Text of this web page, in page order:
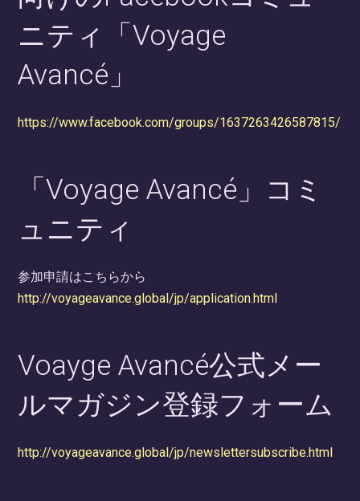
ニティ「Voyage
Avancé」
https://www.facebook.com/groups/1637263426587815/
「Voyage Avancé」コミ
ュニティ
参加申請はこちらから
http://voyageavance.global/jp/application.html
Voayge Avancé公式メー
ルマガジン登録フォーム
http://voyageavance.global/jp/newslettersubscribe.html